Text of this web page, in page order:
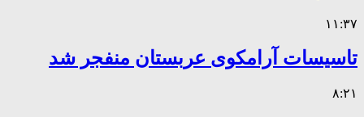
۱۱:۳۷
تاسیسات آرامکوی عربستان منفجر شد
۸:۲۱